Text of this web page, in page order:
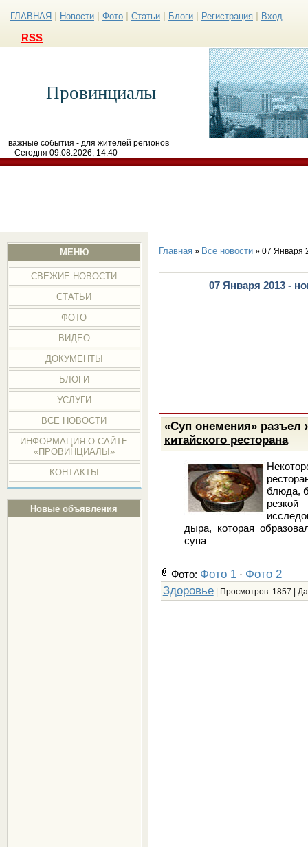
ГЛАВНАЯ Новости Фото Статьи Блоги Регистрация Вход
RSS
Провинциалы
важные события - для жителей регионов
Сегодня 09.08.2026, 14:40
МЕНЮ
СВЕЖИЕ НОВОСТИ
СТАТЬИ
ФОТО
ВИДЕО
ДОКУМЕНТЫ
БЛОГИ
УСЛУГИ
ВСЕ НОВОСТИ
ИНФОРМАЦИЯ О САЙТЕ
«ПРОВИНЦИАЛЫ»
КОНТАКТЫ
Новые объявления
Главная» Все новости» 07 Января
07 Января 2013 -
«Суп онемения» разъел
китайского ресторана
блюда,
дыра, которая
супа
Фото: Фото 1· Фото 2
Здоровье| Просмотров: 1857 |